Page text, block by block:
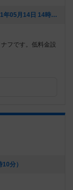
[NEW] 緊急事態宣言に伴う自主休業について（2021年05月14日 14時23分）
フです。低料金設
分）